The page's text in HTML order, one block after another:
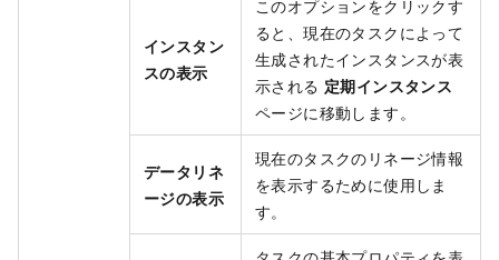
インスタン
スの表示
このオプションをクリックす
ると、現在のタスクによって
生成されたインスタンスが表
示される 定期インスタンス
ページに移動します。
データリネ
ージの表示
現在のタスクのリネージ情報
を表示するために使用しま
す。